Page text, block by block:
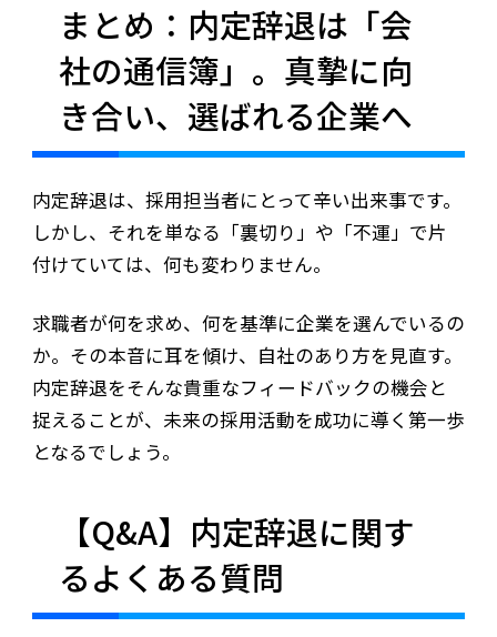
まとめ：内定辞退は「会
社の通信簿」。真摯に向
き合い、選ばれる企業へ
内定辞退は、採用担当者にとって辛い出来事です。
しかし、それを単なる「裏切り」や「不運」で片
付けていては、何も変わりません。
求職者が何を求め、何を基準に企業を選んでいるの
か。その本音に耳を傾け、自社のあり方を見直す。
内定辞退をそんな貴重なフィードバックの機会と
捉えることが、未来の採用活動を成功に導く第一歩
となるでしょう。
【Q&A】内定辞退に関す
るよくある質問